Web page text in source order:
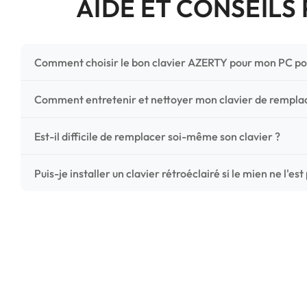
AIDE ET CONSEILS
Comment choisir le bon clavier AZERTY pour mon PC
Pour ne pas vous tromper, vérifiez trois points critiques
Comment entretenir et nettoyer mon clavier de
Un entretien régulier prolonge la vie de vos touches.
Est-il difficile de remplacer soi-même son clavier ?
C'est une réparation accessible et très économique !
Puis-je installer un clavier rétroéclairé si le mien ne l'est